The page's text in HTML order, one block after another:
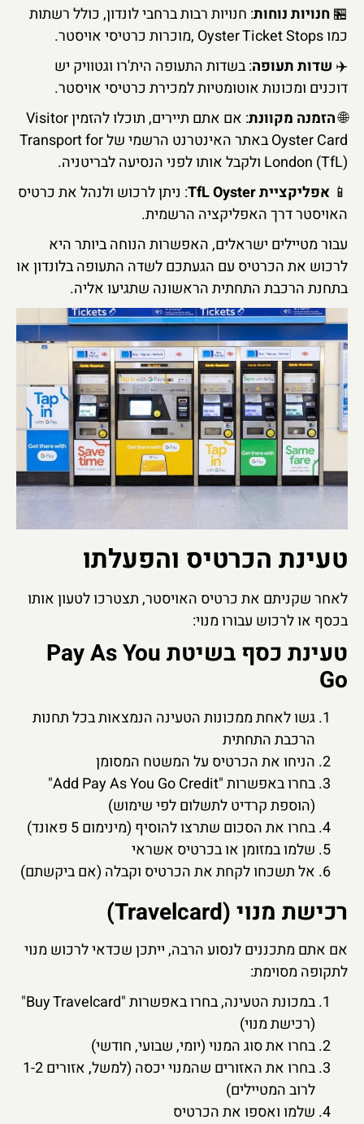
🏪חנויות נוחות: חנויות רבות ברחבי לונדון, כולל רשתות
כמו Oyster Ticket Stops ,מוכרות כרטיסי אויסטר.
✈️ שדות תעופה: בשדות התעופה הית'רו וגטוויק יש
דוכנים ומכונות אוטומטיות למכירת כרטיסי אויסטר.
🌐הזמנה מקוונת
: אם אתם תיירים, תוכלו להזמין Visitor
Oyster Card באתר האינטרנט הרשמי של Transport for
London (TfL) ולקבל אותו לפני הנסיעה לבריטניה.
📱 אפליקציית TfL Oyster
: ניתן לרכוש ולנהל את כרטיס
האויסטר דרך האפליקציה הרשמית.
עבור מטיילים ישראלים, האפשרות הנוחה ביותר היא
לרכוש את הכרטיס עם הגעתכם לשדה התעופה בלונדון או
בתחנת הרכבת התחתית הראשונה שתגיעו אליה.
טעינת הכרטיס והפעלתו
לאחר שקניתם את כרטיס האויסטר, תצטרכו לטעון אותו
בכסף או לרכוש עבורו מנוי:
טעינת כסף בשיטת Pay As You
Go
גשו לאחת ממכונות הטעינה הנמצאות בכל תחנות
הרכבת התחתית
הניחו את הכרטיס על המשטח המסומן
בחרו באפשרות "Add Pay As You Go Credit"
(הוספת קרדיט לתשלום לפי שימוש)
בחרו את הסכום שתרצו להוסיף (מינימום 5 פאונד)
שלמו במזומן או בכרטיס אשראי
אל תשכחו לקחת את הכרטיס וקבלה (אם ביקשתם)
רכישת מנוי (Travelcard)
אם אתם מתכננים לנסוע הרבה, ייתכן שכדאי לרכוש מנוי
לתקופה מסוימת:
במכונת הטעינה, בחרו באפשרות "Buy Travelcard"
(רכישת מנוי)
בחרו את סוג המנוי (יומי, שבועי, חודשי)
בחרו את האזורים שהמנוי יכסה (למשל, אזורים 1-2
לרוב המטיילים)
שלמו ואספו את הכרטיס